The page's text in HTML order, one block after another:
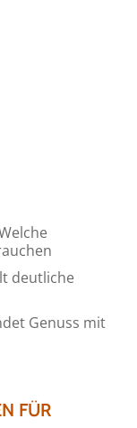
deutliche
Genuss mit
FÜR